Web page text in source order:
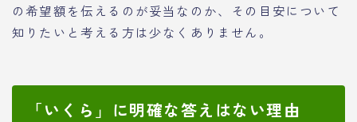
の希望額を伝えるのが妥当なのか、その目安について
知りたいと考える方は少なくありません。
「いくら」に明確な答えはない理由